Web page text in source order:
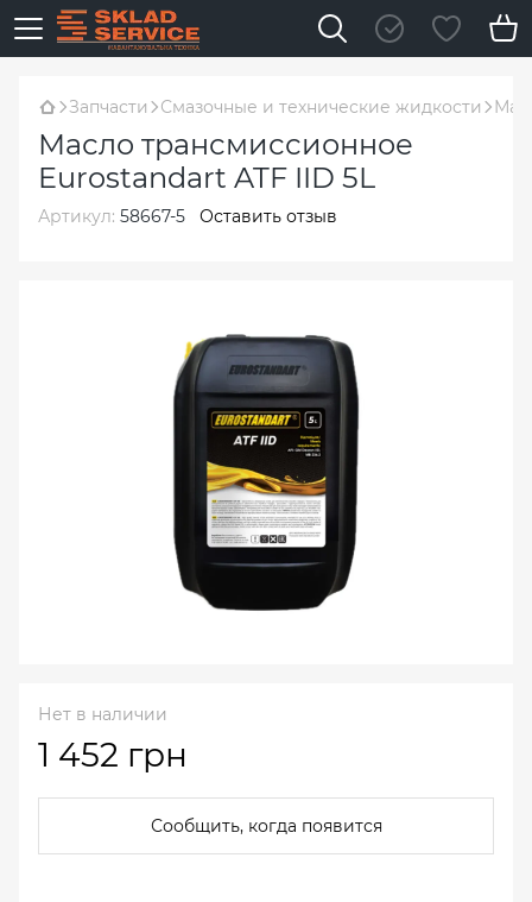
Запчасти Смазочные и технические жидкости
Масло трансмиссионное
Eurostandart ATF IID 5L
Артикул: 58667-5 Оставить отзыв
Нет в наличии
1 452 грн
Сообщить, когда появится